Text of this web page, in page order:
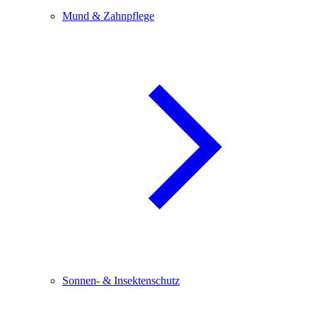
Mund & Zahnpflege
Sonnen- & Insektenschutz